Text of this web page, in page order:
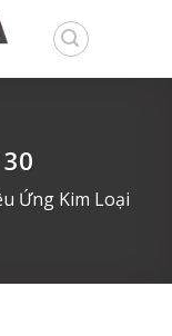
Ứng Kim Loại